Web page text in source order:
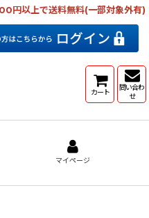
円以上で送料無料(一部対象外有)
カート
問い合わ
せ
マイページ